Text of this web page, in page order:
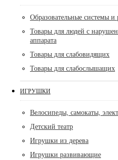
Образовательные системы
Товары для людей с
аппарата
Товары для слабовидящих
Товары для слабослышащих
ИГРУШКИ
Велосипеды, самокаты,
Детский театр
Игрушки из дерева
Игрушки развивающие